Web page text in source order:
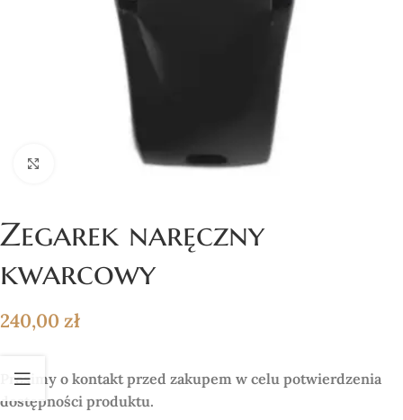
Click to enlarge
Zegarek naręczny
kwarcowy
240,00 zł
Prosimy o kontakt przed zakupem w celu potwierdzenia
dostępności produktu.